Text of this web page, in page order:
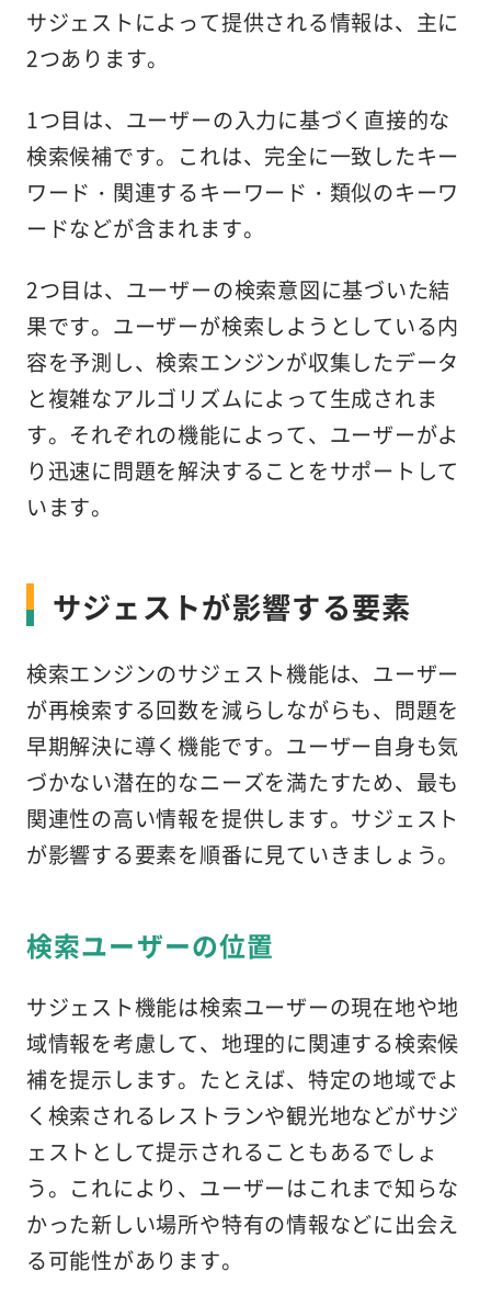
サジェストによって提供される情報は、主に
2つあります。
1つ目は、ユーザーの入力に基づく直接的な
検索候補です。これは、完全に一致したキー
ワード・関連するキーワード・類似のキーワ
ードなどが含まれます。
2つ目は、ユーザーの検索意図に基づいた結
果です。ユーザーが検索しようとしている内
容を予測し、検索エンジンが収集したデータ
と複雑なアルゴリズムによって生成されま
す。それぞれの機能によって、ユーザーがよ
り迅速に問題を解決することをサポートして
います。
サジェストが影響する要素
検索エンジンのサジェスト機能は、ユーザー
が再検索する回数を減らしながらも、問題を
早期解決に導く機能です。ユーザー自身も気
づかない潜在的なニーズを満たすため、最も
関連性の高い情報を提供します。サジェスト
が影響する要素を順番に見ていきましょう。
検索ユーザーの位置
サジェスト機能は検索ユーザーの現在地や地
域情報を考慮して、地理的に関連する検索候
補を提示します。たとえば、特定の地域でよ
く検索されるレストランや観光地などがサジ
ェストとして提示されることもあるでしょ
う。これにより、ユーザーはこれまで知らな
かった新しい場所や特有の情報などに出会え
る可能性があります。